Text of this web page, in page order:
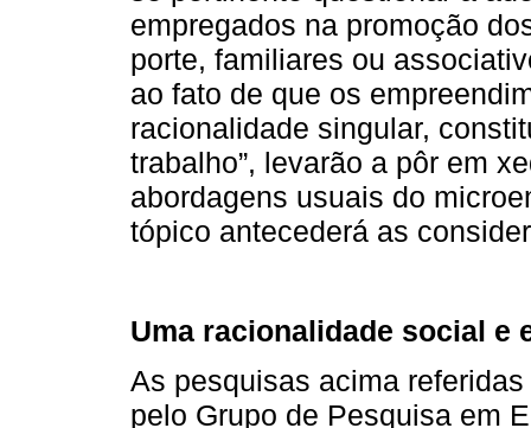
empregados na promoção
porte, familiares ou
ao fato de que os
racionalidade singular,
trabalho”, levarão a pôr em
abordagens usuais do
tópico antecederá as
Uma racionalidade social e
As pesquisas acima
pelo Grupo de Pesquisa em